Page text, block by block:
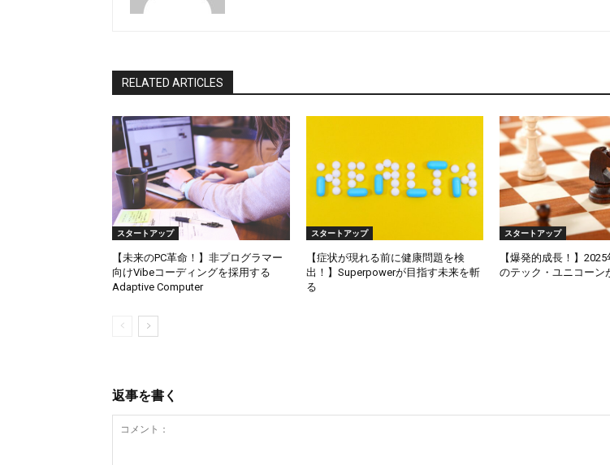
RELATED ARTICLES
スタートアップ
【未来のPC革命！】非プログラマー
向けVibeコーディングを採用する
Adaptive Computer
スタートアップ
【症状が現れる前に健康問題を検
出！】Superpowerが目指す未来を斬
る
スタートアップ
【爆発的成長！】
のテック・ユニコーン
返事を書く